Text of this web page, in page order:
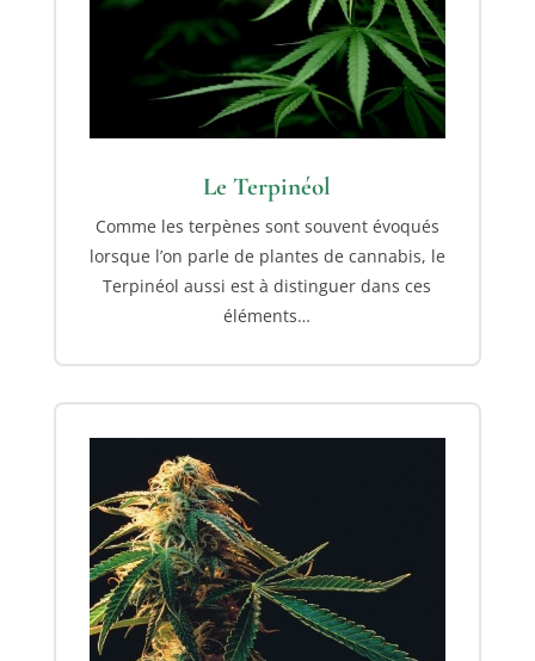
Le Terpinéol
Comme les terpènes sont souvent évoqués
lorsque l’on parle de plantes de cannabis, le
Terpinéol aussi est à distinguer dans ces
éléments…